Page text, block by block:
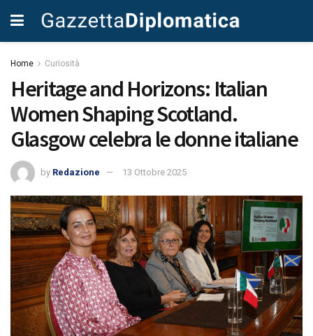
Home Curiosità
Heritage and Horizons: Italian
Women Shaping Scotland.
Glasgow celebra le donne italiane
by Redazione 13 Ottobre 2025